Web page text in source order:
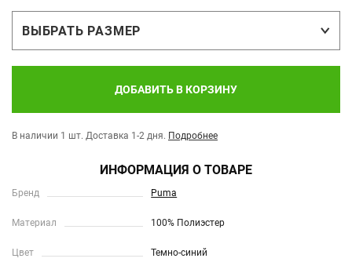
ВЫБРАТЬ РАЗМЕР
ДОБАВИТЬ В КОРЗИНУ
В наличии 1 шт. Доставка 1-2 дня. Подробнее
ИНФОРМАЦИЯ О ТОВАРЕ
Бренд Puma
Материал 100% Полиэстер
Цвет Темно-синий